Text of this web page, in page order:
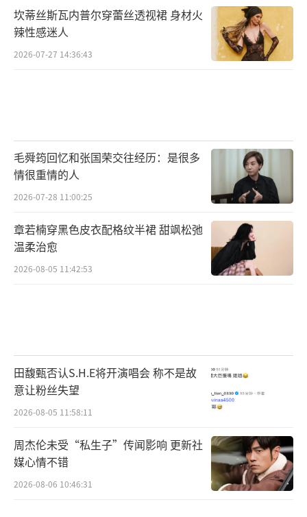
坎蒂丝斯瓦内普尔穿蕾丝透视裙 身材火
辣性感迷人
2026-07-27 14:36:43
毛舜筠回忆和张国荣交往经历：是很多
情很重情的人
2026-07-28 11:00:25
章若楠穿黑色皮衣配格纹半裙 甜飒松弛
温柔治愈
2026-08-05 11:42:53
田馥甄否认S.H.E将开演唱会 称不是故
意让粉丝失望
2026-08-05 11:58:11
周杰伦未受“私生子”传闻影响 更新社
媒心情不错
2026-08-06 10:46:31